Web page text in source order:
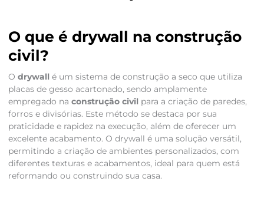
O que é drywall na construção
civil?
O drywall é um sistema de construção a seco que utiliza
placas de gesso acartonado, sendo amplamente
empregado na construção civil para a criação de paredes,
forros e divisórias. Este método se destaca por sua
praticidade e rapidez na execução, além de oferecer um
excelente acabamento. O drywall é uma solução versátil,
permitindo a criação de ambientes personalizados, com
diferentes texturas e acabamentos, ideal para quem está
reformando ou construindo sua casa.